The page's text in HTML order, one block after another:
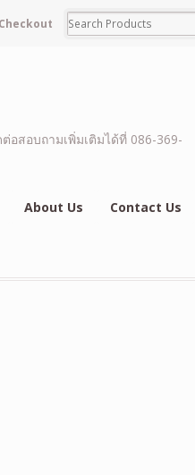
Checkout
สอบถามเพิ่มเติมได้ที่ 086-369-
About Us Contact Us